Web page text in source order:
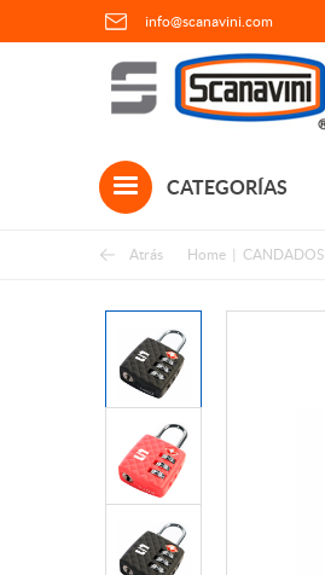
info@scanavini.com
CATEGORÍAS
Atrás Home CANDADOS